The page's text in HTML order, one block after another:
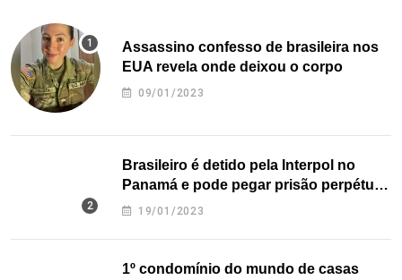
Assassino confesso de brasileira nos
EUA revela onde deixou o corpo
09/01/2023
Brasileiro é detido pela Interpol no
Panamá e pode pegar prisão perpétua
nos EUA
19/01/2023
1º condomínio do mundo de casas